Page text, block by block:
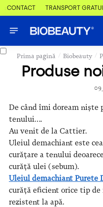
TRANSPORT
Prima pagină / Biobeauty /
Produse
De când îmi doream niște
tenului….
Au venit de la Cattier.
Uleiul demachiant este
curățare a tenului
curăță ulei (sebum).
Uleiul demachiant Purete
curăță eficient orice tip
rezistent la apă.